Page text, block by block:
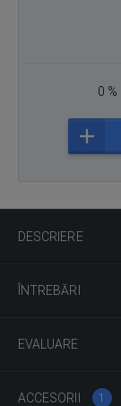
DESCRIERE
ÎNTREBĂRI
EVALUARE
ACCESORII 1
0